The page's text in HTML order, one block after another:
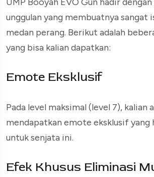
unggulan yang membuatnya sangat
medan perang. Berikut adalah
yang bisa kalian dapatkan:
Emote Eksklusif
Pada level maksimal (level 7), kalian
mendapatkan emote eksklusif yang
untuk senjata ini.
Efek Khusus Eliminasi